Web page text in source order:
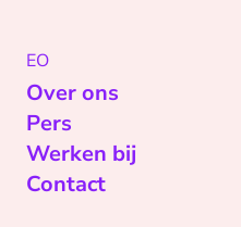
EO
Over ons
Pers
Werken bij
Contact